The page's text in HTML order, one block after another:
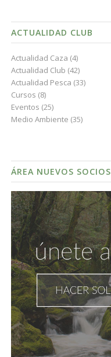
ACTUALIDAD CLUB
Actualidad Caza (4)
Actualidad Club (42)
Actualidad Pesca (33)
Cursos (8)
Eventos (25)
Medio Ambiente (35)
ÁREA NUEVOS SOCIOS